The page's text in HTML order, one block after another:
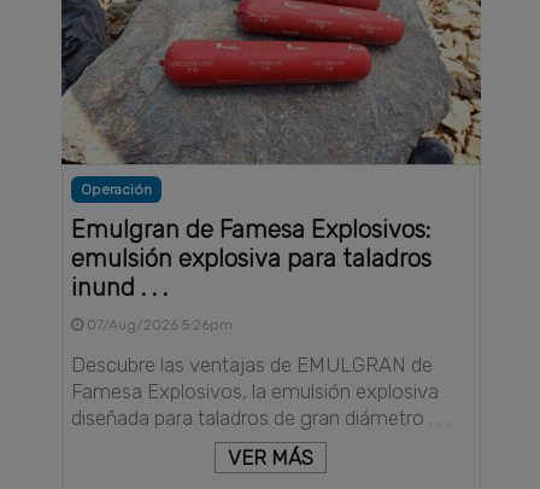
Operación
Emulgran de Famesa Explosivos:
emulsión explosiva para taladros
inund . . .
07/Aug/2026 5:26pm
Descubre las ventajas de EMULGRAN de
Famesa Explosivos, la emulsión explosiva
diseñada para taladros de gran diámetro . . .
VER MÁS